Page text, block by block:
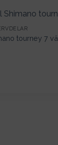
tourney 7